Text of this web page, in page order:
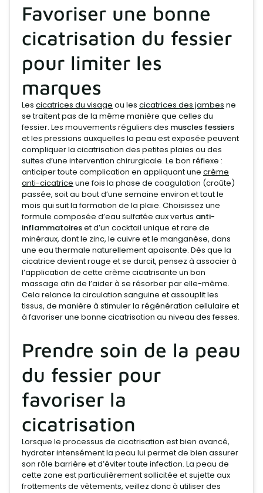
Favoriser une bonne
cicatrisation du fessier
pour limiter les
marques
Les cicatrices du visage ou les cicatrices des jambes ne
se traitent pas de la même manière que celles du
fessier. Les mouvements réguliers des muscles fessiers
et les pressions auxquelles la peau est exposée peuvent
compliquer la cicatrisation des petites plaies ou des
suites d’une intervention chirurgicale. Le bon réflexe :
anticiper toute complication en appliquant une crème
anti-cicatrice une fois la phase de coagulation (croûte)
passée, soit au bout d’une semaine environ et tout le
mois qui suit la formation de la plaie. Choisissez une
formule composée d’eau sulfatée aux vertus anti-
inflammatoireset d’un cocktail unique et rare de
minéraux, dont le zinc, le cuivre et le manganèse, dans
une eau thermale naturellement apaisante. Dès que la
cicatrice devient rouge et se durcit, pensez à associer à
l’application de cette crème cicatrisante un bon
massage afin de l’aider à se résorber par elle-même.
Cela relance la circulation sanguine et assouplit les
tissus, de manière à stimuler la régénération cellulaire et
à favoriser une bonne cicatrisation au niveau des fesses.
Prendre soin de la peau
du fessier pour
favoriser la
cicatrisation
Lorsque le processus de cicatrisation est bien avancé,
hydrater intensément la peau lui permet de bien assurer
son rôle barrière et d’éviter toute infection. La peau de
cette zone est particulièrement sollicitée et sujette aux
frottements de vêtements, veillez donc à utiliser des